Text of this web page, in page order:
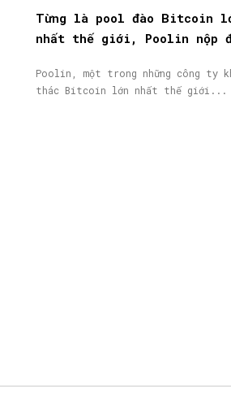
Từng là pool đào Bitcoin
nhất thế giới, Poolin nộp
Poolin, một trong những công ty
thác Bitcoin lớn nhất thế giới...